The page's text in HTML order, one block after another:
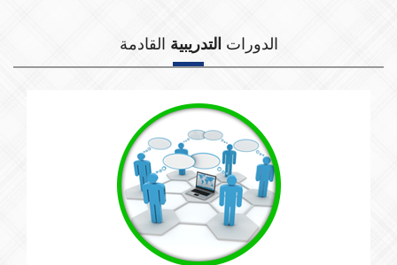
الدورات التدريبية القادمة